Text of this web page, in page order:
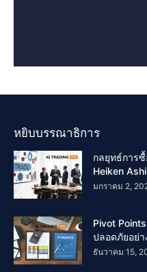
หยิบบรรณาธิการ
กลยุทธ์การ
Heiken
มกราคม 2,
Pivot
ปลอดภัยอย่า
ธันวาคม 15,